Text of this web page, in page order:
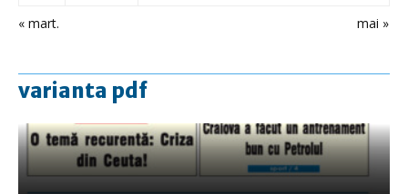
« mart. mai »
varianta pdf